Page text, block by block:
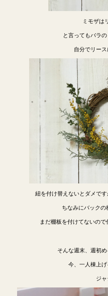
ミモザは
と言ってもバラ
自分でリー
紐を付け替えないとダメで
ちなみにバック
まだ棚板を付けてないの
そんな週末、週初
今、一人棟上げ
ジャ